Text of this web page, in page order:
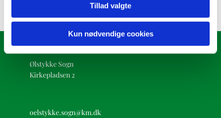
Tillad valgte
Kun nødvendige cookies
Ølstykke Sogn
Kirkepladsen 2
oelstykke.sogn@km.dk